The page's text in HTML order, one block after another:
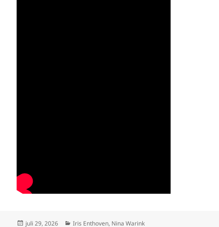
Geplaatst
juli 29, 2026 Categorieën
Iris Enthoven, Nina Warink